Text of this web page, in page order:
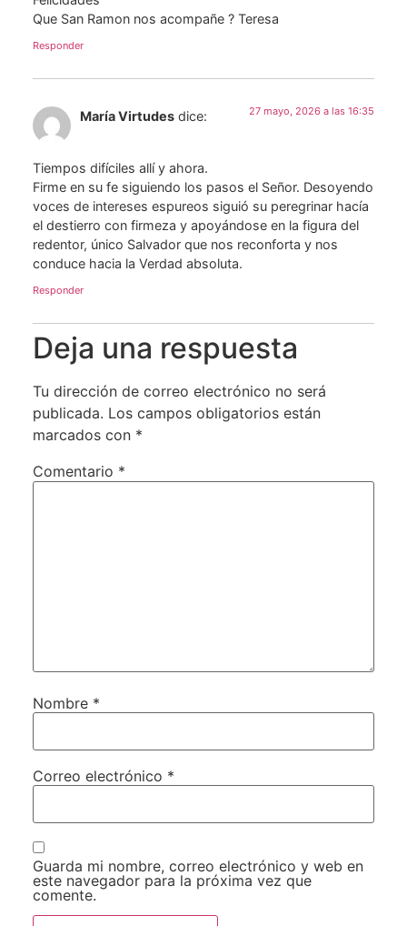
Que San Ramon nos acompañe ? Teresa
Responder
María Virtudes dice: 27 mayo, 2026 a las 16:35
Tiempos difíciles allí y ahora.
Firme en su fe siguiendo los pasos el Señor. Desoyendo
voces de intereses espureos siguió su peregrinar hacía
el destierro con firmeza y apoyándose en la figura del
redentor, único Salvador que nos reconforta y nos
conduce hacia la Verdad absoluta.
Responder
Deja una respuesta
Tu dirección de correo electrónico no será
publicada. Los campos obligatorios están
marcados con *
Comentario *
Nombre *
Correo electrónico *
Guarda mi nombre, correo electrónico y web en
este navegador para la próxima vez que
comente.